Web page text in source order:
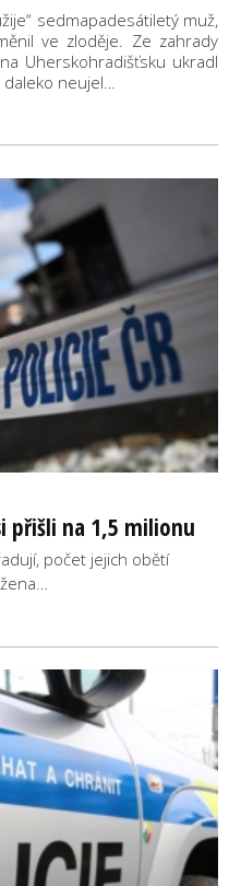
sedmapadesátiletý muž,
ve zloděje. Ze zahrady
Uherskohradišťsku ukradl
neujel…
přišli na 1,5 milionu
počet jejich obětí